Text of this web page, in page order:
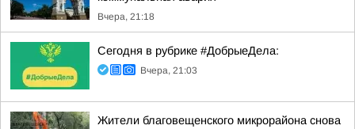
Вчера, 21:18
Сегодня в рубрике #ДобрыеДела:
Вчера, 21:03
Жители благовещенского микрорайона снова